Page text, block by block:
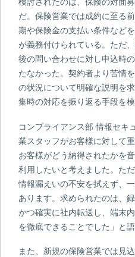
だ。保険営業では成約に至る
期や保険金の支払い条件など
が義務付けられている。ただ
後の問い合わせに対し申込時
たなかった。契約者より苦情
の状況について明確な説明を
集時の対応を振り返る手段を
コンプライアンス部 情報セ
業スタッフがお客様に対して
お客様がどう納得されたかを
利用したいと考えました。た
情報漏えいの不安を拭えず、
あります。求められたのは、
かつ確実に社内転送し、端末
を徹底できることでした」と語
また、新規の保険営業では見